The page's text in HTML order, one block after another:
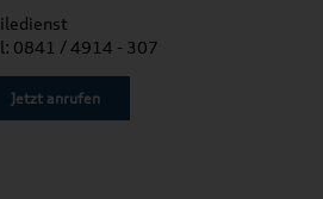
0841 / 4914 - 307
Jetzt anrufen